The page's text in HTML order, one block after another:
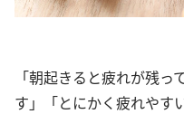
「朝起きると疲れが残
す」「とにかく疲れやす